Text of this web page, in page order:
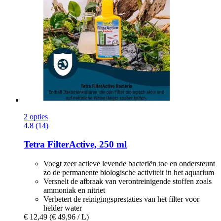
2 opties
4.8 (14)
Tetra FilterActive, 250 ml
Voegt zeer actieve levende bacteriën toe en ondersteunt
zo de permanente biologische activiteit in het aquarium
Versnelt de afbraak van verontreinigende stoffen zoals
ammoniak en nitriet
Verbetert de reinigingsprestaties van het filter voor
helder water
€ 12,49 (€ 49,96 / L)